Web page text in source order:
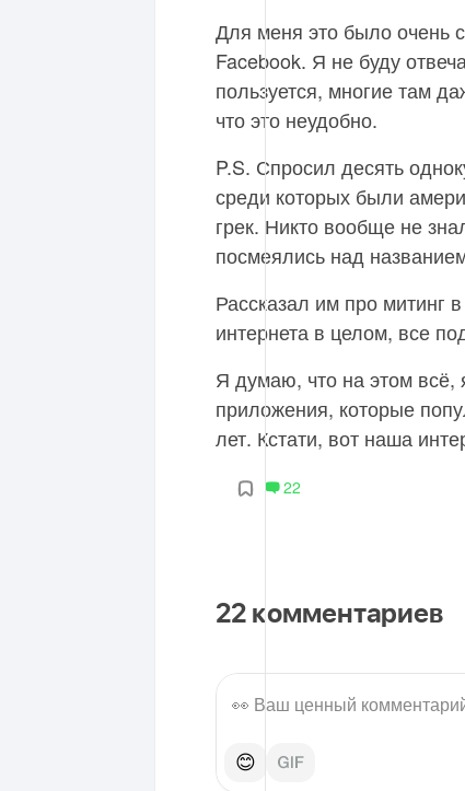
Для меня это было очень
Facebook. Я не буду
пользуется, многие там
что это неудобно.
P.S. Спросил десять
среди которых были
грек. Никто вообще не
посмеялись над
Рассказал им про митинг
интернета в целом, все
Я думаю, что на этом всё,
приложения, которые
лет. Кстати, вот наша
22
22 комментариев
😊